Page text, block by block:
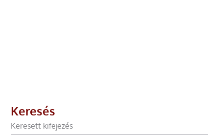
Keresés
Keresett kifejezés